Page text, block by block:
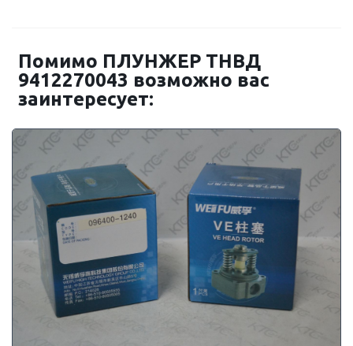
Помимо ПЛУНЖЕР ТНВД
9412270043 возможно вас
заинтересует: